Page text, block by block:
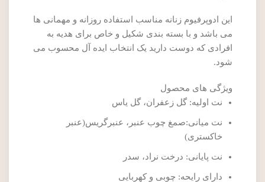
این ادوپرفیوم زنانه مناسب استفاده روزانه و مهمانی ها
می باشد و با بسته بندی شکیل و خاص برای هدیه به
افرادی که دوست دارید یک انتخاب ایده آل محسوب می
شود.
ویژگی های محصول
نت اولیه: گل زعفران، گل یاس
نت میانی:صمغ چوب عنبر، عنبرگریس(عنبر
خاکستری)
نت پایانی: درخت نراد، سدر
دارای رایحه: چوبی و کهربایی